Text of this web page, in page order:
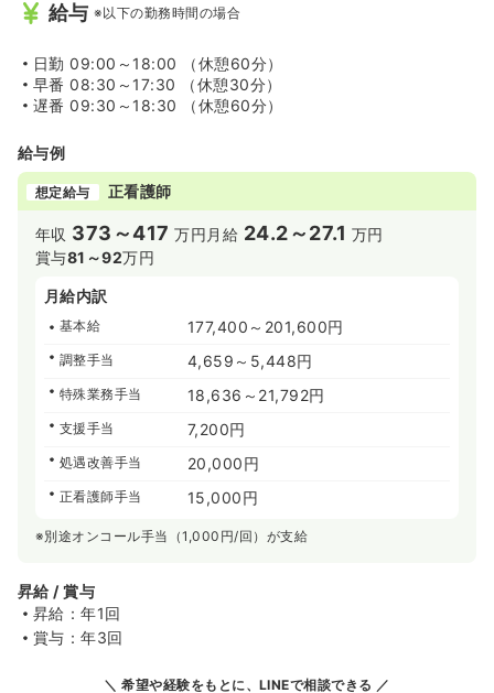
給与 ※以下の勤務時間の場合
日勤 09:00～18:00 （休憩60分）
早番 08:30～17:30 （休憩30分）
遅番 09:30～18:30 （休憩60分）
給与例
想定給与 正看護師
年収 373～417 万円 月給 24.2～27.1 万円
賞与81～92万円
月給内訳
基本給 177,400～201,600円
調整手当 4,659～5,448円
特殊業務手当 18,636～21,792円
支援手当 7,200円
処遇改善手当 20,000円
正看護師手当 15,000円
※別途オンコール手当（1,000円/回）が支給
昇給 / 賞与
昇給：年1回
賞与：年3回
希望や経験をもとに、LINEで相談できる